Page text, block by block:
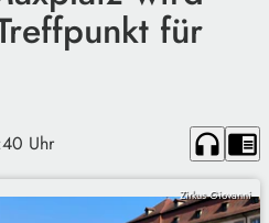
für
Uhr headphones chrome_reader_mode
Zirkus Giovanni